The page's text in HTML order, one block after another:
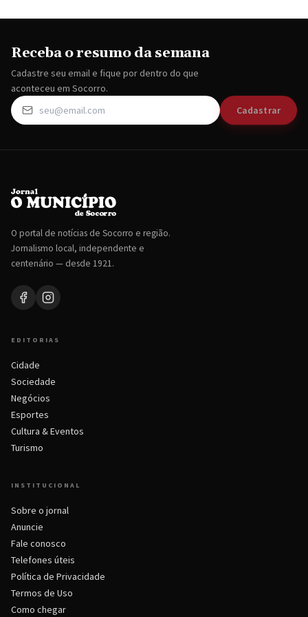
Receba o resumo da semana
Cadastre seu email e fique por dentro do que
aconteceu em Socorro.
Cadastrar
O portal de notícias de Socorro e região.
Jornalismo local, independente e
centenário — desde 1921.
EDITORIAS
Cidade
Sociedade
Negócios
Esportes
Cultura & Eventos
Turismo
INSTITUCIONAL
Sobre o jornal
Anuncie
Fale conosco
Telefones úteis
Política de Privacidade
Termos de Uso
Como chegar